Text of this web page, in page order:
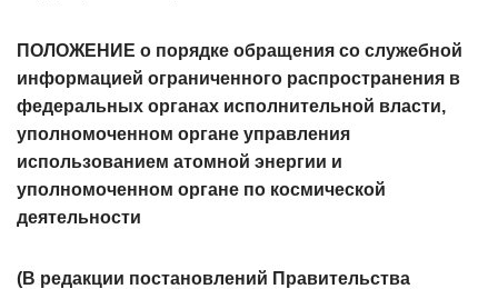
ПОЛОЖЕНИЕ о порядке обращения со служебной
информацией ограниченного распространения в
федеральных органах исполнительной власти,
уполномоченном органе управления
использованием атомной энергии и
уполномоченном органе по космической
деятельности
(В редакции постановлений Правительства